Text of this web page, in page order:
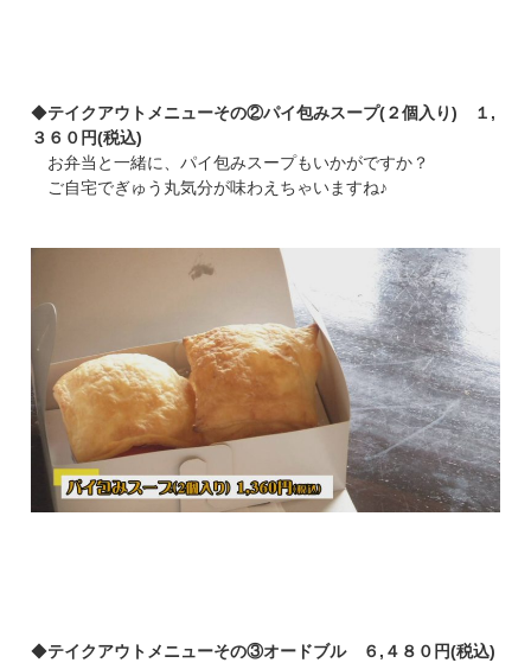
◆テイクアウトメニューその②パイ包みスープ(２個入り) １,
３６０円(税込)
お弁当と一緒に、パイ包みスープもいかがですか？
ご自宅でぎゅう丸気分が味わえちゃいますね♪
◆テイクアウトメニューその③オードブル ６,４８０円(税込)